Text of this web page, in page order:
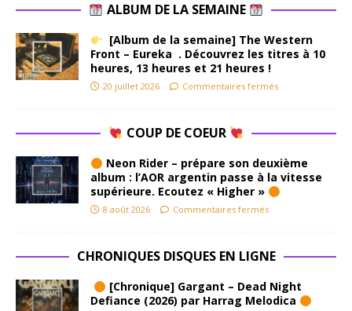
ALBUM DE LA SEMAINE
[Album de la semaine] The Western
Front – Eureka . Découvrez les titres à 10
heures, 13 heures et 21 heures !
20 juillet 2026 Commentaires fermés
COUP DE COEUR
Neon Rider – prépare son deuxième
album : l’AOR argentin passe à la vitesse
supérieure. Ecoutez « Higher »
8 août 2026 Commentaires fermés
CHRONIQUES DISQUES EN LIGNE
[Chronique] Gargant – Dead Night
Defiance (2026) par Harrag Melodica